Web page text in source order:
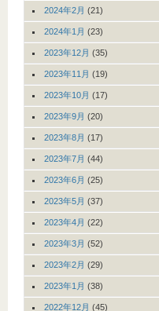
2024年2月 (21)
2024年1月 (23)
2023年12月 (35)
2023年11月 (19)
2023年10月 (17)
2023年9月 (20)
2023年8月 (17)
2023年7月 (44)
2023年6月 (25)
2023年5月 (37)
2023年4月 (22)
2023年3月 (52)
2023年2月 (29)
2023年1月 (38)
2022年12月 (45)